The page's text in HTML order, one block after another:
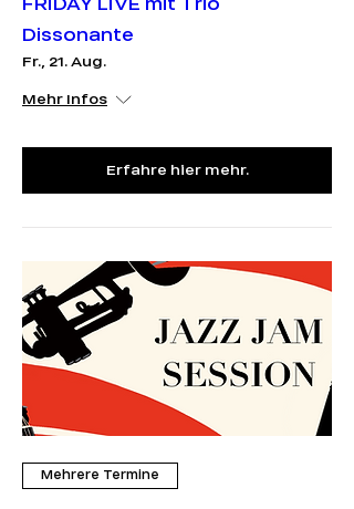
Dissonante
Fr., 21. Aug.
Mehr Infos
Erfahre hier mehr.
Mehrere Termine